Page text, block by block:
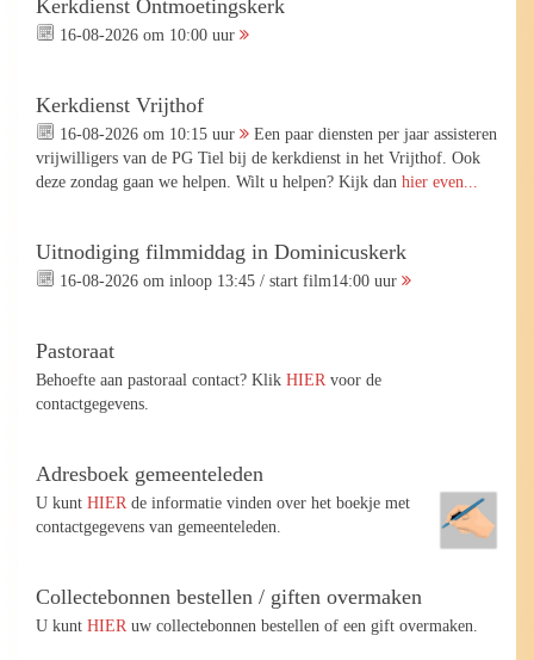
Kerkdienst Ontmoetingskerk
16-08-2026 om 10:00 uur
Kerkdienst Vrijthof
16-08-2026 om 10:15 uur
Een paar diensten per jaar assisteren
vrijwilligers van de PG Tiel bij de kerkdienst in het Vrijthof. Ook
deze zondag gaan we helpen. Wilt u helpen? Kijk dan hier even...
Uitnodiging filmmiddag in Dominicuskerk
16-08-2026 om inloop 13:45 / start film14:00 uur
Pastoraat
Behoefte aan pastoraal contact? Klik HIERvoor de
contactgegevens.
Adresboek gemeenteleden
U kunt HIERde informatie vinden over het boekje met
contactgegevens van gemeenteleden.
Collectebonnen bestellen / giften overmaken
U kunt HIERuw collectebonnen bestellen of een gift overmaken.